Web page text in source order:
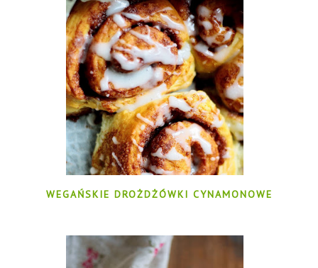
WEGAŃSKIE DROŻDŻÓWKI CYNAMONOWE